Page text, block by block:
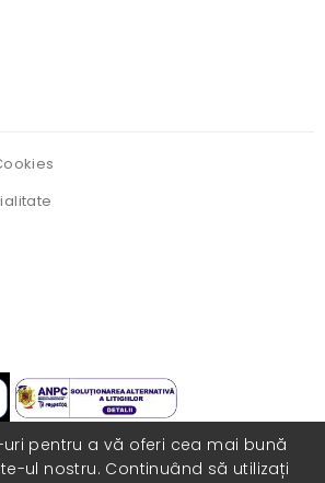
pentru a vă oferi cea mai bună
ul nostru. Continuând să utilizați